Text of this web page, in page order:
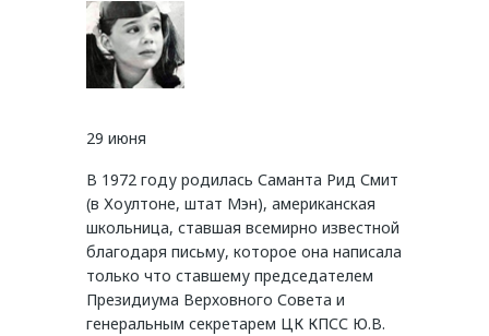
29 июня
В 1972 году родилась Саманта Рид Смит
(в Хоултоне, штат Мэн), американская
школьница, ставшая всемирно известной
благодаря письму, которое она написала
только что ставшему председателем
Президиума Верховного Совета и
генеральным секретарем ЦК КПСС Ю.В.